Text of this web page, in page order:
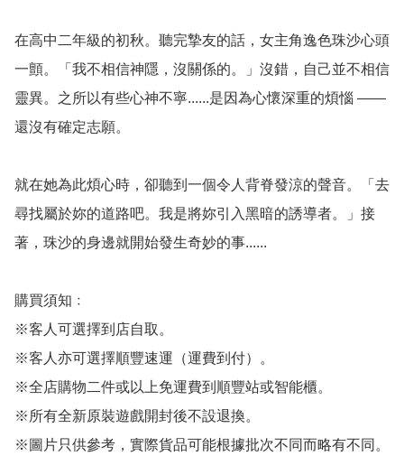
在高中二年級的初秋。聽完摯友的話，女主角逸色珠沙心頭
一顫。「我不相信神隱，沒關係的。」沒錯，自己並不相信
靈異。之所以有些心神不寧......是因為心懷深重的煩惱 ——
還沒有確定志願。
就在她為此煩心時，卻聽到一個令人背脊發涼的聲音。「去
尋找屬於妳的道路吧。我是將妳引入黑暗的誘導者。」接
著，珠沙的身邊就開始發生奇妙的事......
購買須知﹕
※客人可選擇到店自取。
※客人亦可選擇順豐速運（運費到付）。
※全店購物二件或以上免運費到順豐站或智能櫃。
※所有全新原裝遊戲開封後不設退換。
※圖片只供參考，實際貨品可能根據批次不同而略有不同。